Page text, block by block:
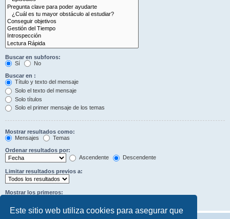
Este sitio web utiliza cookies para asegurar que
Buscar en subforos:
Sí
No
Buscar en :
Título y texto del mensaje
Solo el texto del mensaje
Solo títulos
Solo el primer mensaje de los temas
Mostrar resultados como:
Mensajes
Temas
Ordenar resultados por:
Ascendente
Descendente
Limitar resultados previos a:
Mostrar los primeros: